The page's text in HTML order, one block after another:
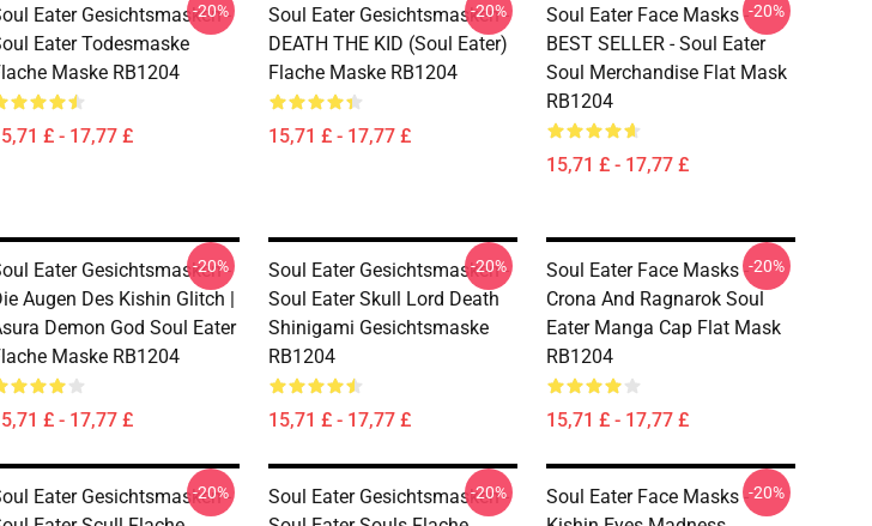
Eater Gesichtsmasken -
Eater Todesmaske
Maske RB1204
£ - 17,77 £
-20%
Soul Eater Gesichtsmasken -
DEATH THE KID (Soul Eater)
Flache Maske RB1204
15,71 £ - 17,77 £
-20%
Soul Eater Face Masks -
BEST SELLER - Soul Eater
Soul Merchandise Flat Mask
RB1204
15,71 £ - 17,77 £
-20%
Eater Gesichtsmasken -
Augen Des Kishin Glitch |
Demon God Soul Eater
Maske RB1204
£ - 17,77 £
-20%
Soul Eater Gesichtsmasken -
Soul Eater Skull Lord Death
Shinigami Gesichtsmaske
RB1204
15,71 £ - 17,77 £
-20%
Soul Eater Face Masks -
Crona And Ragnarok Soul
Eater Manga Cap Flat Mask
RB1204
15,71 £ - 17,77 £
-20%
Eater Gesichtsmasken -
-20%
Soul Eater Gesichtsmasken -
-20%
Soul Eater Face Masks --20%